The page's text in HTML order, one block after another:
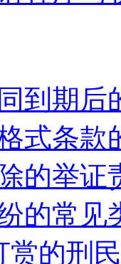
到期后
式条款
的举证
的常见
赏的刑